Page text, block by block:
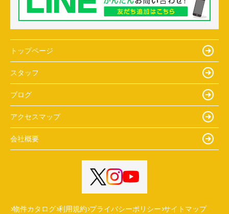
トップページ
スタッフ
ブログ
アクセスマップ
会社概要
物件カタログ 利用規約 プライバシーポリシー サイトマップ